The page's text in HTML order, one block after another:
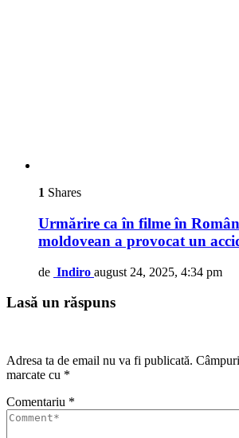
1 Shares
Urmărire ca în filme în
moldovean a provocat un
de Indiro august 24, 2025, 4:34 pm
Lasă un răspuns
Adresa ta de email nu va fi publicată.
marcate cu *
Comentariu *